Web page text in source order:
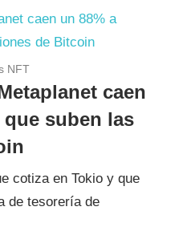
NFT
caen
que suben las
cotiza en Tokio y que
de tesorería de